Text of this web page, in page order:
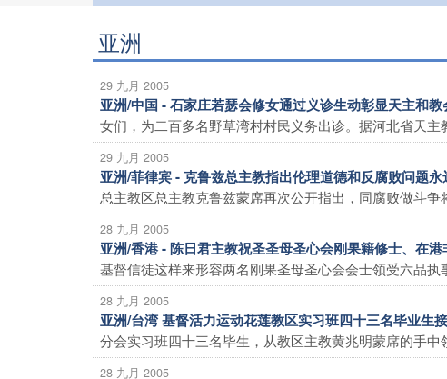
亚洲
29 九月 2005
亚洲/中国 - 石家庄若瑟会修女通过义诊生动彰显天主和教
女们，为二百多名野草湾村村民义务出诊。据河北省天
29 九月 2005
亚洲/菲律宾 - 克鲁兹总主教指出伦理道德和反腐败问题
总主教区总主教克鲁兹蒙席再次公开指出，同腐败做斗
28 九月 2005
亚洲/香港 - 陈日君主教祝圣圣母圣心会刚果籍修士、在
基督信徒这样来形容两名刚果圣母圣心会会士领受六品
28 九月 2005
亚洲/台湾 基督活力运动花莲教区实习班四十三名毕业生
分会实习班四十三名毕生，从教区主教黄兆明蒙席的手
28 九月 2005